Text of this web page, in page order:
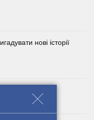
нові історії
🇺🇦